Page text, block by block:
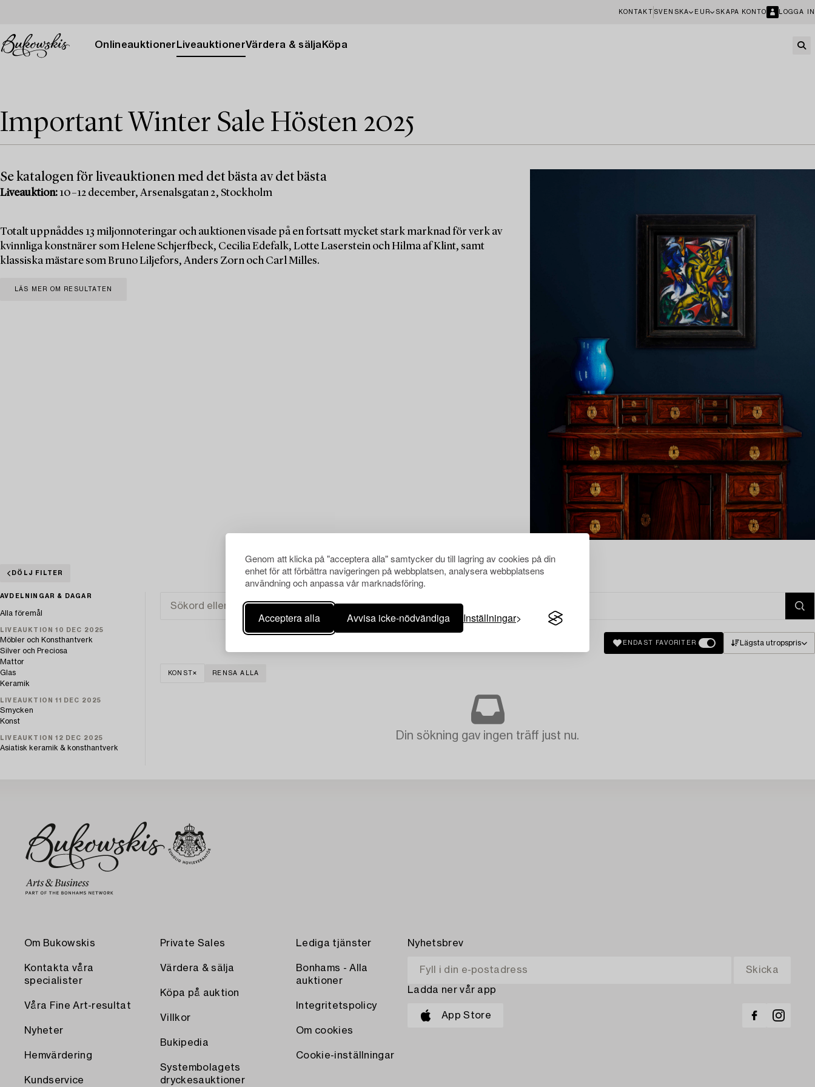
Genom att klicka på "acceptera alla" samtycker du till lagring av cookies på din
enhet för att förbättra navigeringen på webbplatsen, analysera webbplatsens
användning och anpassa vår marknadsföring.
Acceptera alla Avvisa icke-nödvändiga Inställningar
KONTAKT SVENSKA EUR SKAPA KONTO LOGGA IN
Onlineauktioner LiveauktionerVärdera & sälja Köpa
Important Winter Sale Hösten 2025
Se katalogen för liveauktionen med det bästa av det bästa
Liveauktion: 10–12 december, Arsenalsgatan 2, Stockholm
Totalt uppnåddes 13 miljonnoteringar och auktionen visade på en fortsatt mycket stark marknad för verk av
kvinnliga konstnärer som Helene Schjerfbeck, Cecilia Edefalk, Lotte Laserstein och Hilma af Klint, samt
klassiska mästare som Bruno Liljefors, Anders Zorn och Carl Milles.
LÄS MER OM RESULTATEN
DÖLJ FILTER
AVDELNINGAR & DAGAR
Alla föremål
LIVEAUKTION 10 DEC 2025
Möbler och Konsthantverk
Silver och Preciosa
Mattor
Glas
Keramik
LIVEAUKTION 11 DEC 2025
Smycken
Konst
LIVEAUKTION 12 DEC 2025
Asiatisk keramik & konsthantverk
ENDAST FAVORITER Lägsta utropspris
KONST RENSA ALLA
Din sökning gav ingen träff just nu.
Om Bukowskis
Kontakta våra
specialister
Våra Fine Art-resultat
Nyheter
Hemvärdering
Kundservice
Private Sales
Värdera & sälja
Köpa på auktion
Villkor
Bukipedia
Systembolagets
dryckesauktioner
Lediga tjänster
Bonhams - Alla
auktioner
Integritetspolicy
Om cookies
Cookie-inställningar
Nyhetsbrev
Ladda ner vår app
App Store